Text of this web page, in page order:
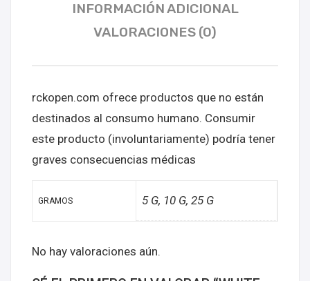
INFORMACIÓN ADICIONAL
VALORACIONES (0)
rckopen.com ofrece productos que no están
destinados al consumo humano. Consumir
este producto (involuntariamente) podría tener
graves consecuencias médicas
GRAMOS 5 G, 10 G, 25 G
No hay valoraciones aún.